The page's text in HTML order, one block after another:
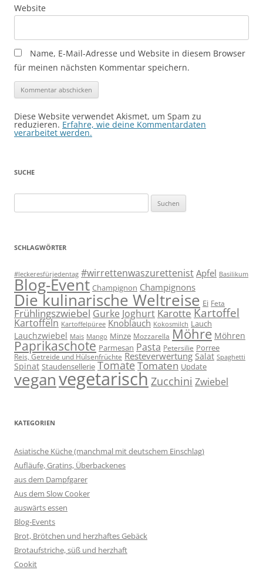
Website
Name, E-Mail-Adresse und Website in diesem Browser
für meinen nächsten Kommentar speichern.
Diese Website verwendet Akismet, um Spam zu
reduzieren. Erfahre, wie deine Kommentardaten
verarbeitet werden.
SUCHE
nach:
SCHLAGWÖRTER
#leckeresfürjedentag #wirrettenwaszurettenist Apfel Basilikum
Blog-Event Champignon Champignons
Die kulinarische Weltreise Ei Feta
Frühlingszwiebel Gurke Joghurt Karotte Kartoffel
Kartoffeln Kartoffelpüree Knoblauch Kokosmilch Lauch
Lauchzwiebel Mais Mango Minze Mozzarella Möhre Möhren
Paprikaschote Parmesan Pasta Petersilie Porree
Reis, Getreide und Hülsenfrüchte Resteverwertung Salat Spaghetti
Spinat Staudensellerie TomateTomaten Update
veganvegetarischZucchini Zwiebel
KATEGORIEN
Asiatische Küche (manchmal mit deutschem Einschlag)
Aufläufe, Gratins, Überbackenes
aus dem Dampfgarer
Aus dem Slow Cooker
auswärts essen
Blog-Events
Brot, Brötchen und herzhaftes Gebäck
Brotaufstriche, süß und herzhaft
Cookit